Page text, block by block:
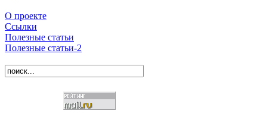
О проекте
Ссылки
Полезные статьи
Полезные статьи-2